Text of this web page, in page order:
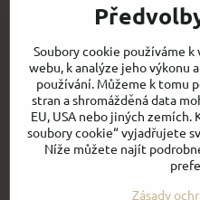
Všechno k nákupu
Sledujte naše
Facebook Instagram
Rychlý kontakt
Soubory cookie používáme
webu, k analýze jeho výkonu
používání. Můžeme k tomu
stran a shromážděná data
EU, USA nebo jiných
soubory cookie“ vyjadřujete
Níže můžete najít
Zásady